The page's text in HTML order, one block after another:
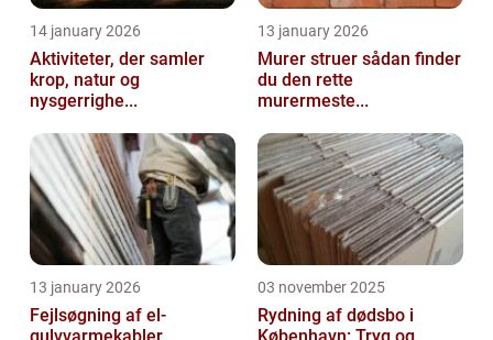
14 january 2026
Aktiviteter, der samler
krop, natur og
nysgerrighe...
13 january 2026
Murer struer sådan finder
du den rette
murermeste...
13 january 2026
Fejlsøgning af el-
03 november 2025
Rydning af dødsbo i